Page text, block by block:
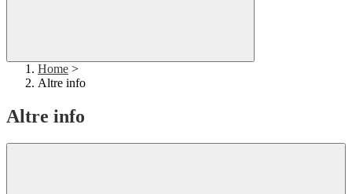
Home >
Altre info
Altre info